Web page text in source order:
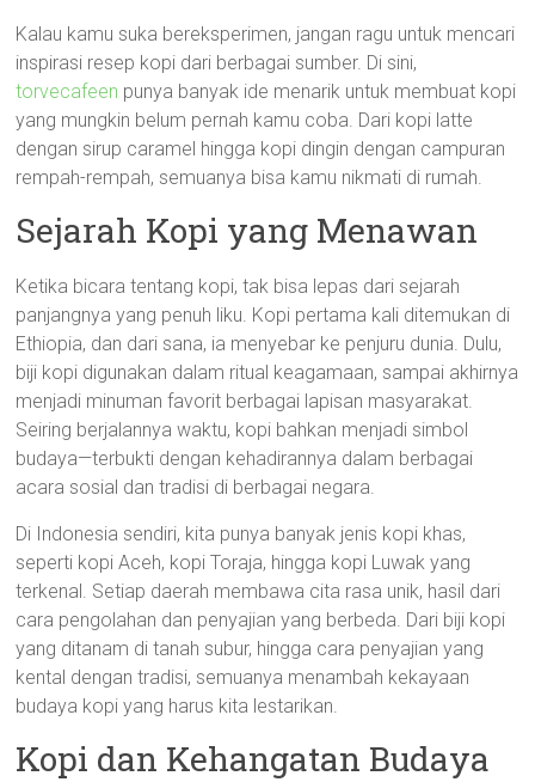
Kalau kamu suka bereksperimen, jangan ragu untuk mencari
inspirasi resep kopi dari berbagai sumber. Di sini,
torvecafeen punya banyak ide menarik untuk membuat kopi
yang mungkin belum pernah kamu coba. Dari kopi latte
dengan sirup caramel hingga kopi dingin dengan campuran
rempah-rempah, semuanya bisa kamu nikmati di rumah.
Sejarah Kopi yang Menawan
Ketika bicara tentang kopi, tak bisa lepas dari sejarah
panjangnya yang penuh liku. Kopi pertama kali ditemukan di
Ethiopia, dan dari sana, ia menyebar ke penjuru dunia. Dulu,
biji kopi digunakan dalam ritual keagamaan, sampai akhirnya
menjadi minuman favorit berbagai lapisan masyarakat.
Seiring berjalannya waktu, kopi bahkan menjadi simbol
budaya—terbukti dengan kehadirannya dalam berbagai
acara sosial dan tradisi di berbagai negara.
Di Indonesia sendiri, kita punya banyak jenis kopi khas,
seperti kopi Aceh, kopi Toraja, hingga kopi Luwak yang
terkenal. Setiap daerah membawa cita rasa unik, hasil dari
cara pengolahan dan penyajian yang berbeda. Dari biji kopi
yang ditanam di tanah subur, hingga cara penyajian yang
kental dengan tradisi, semuanya menambah kekayaan
budaya kopi yang harus kita lestarikan.
Kopi dan Kehangatan Budaya